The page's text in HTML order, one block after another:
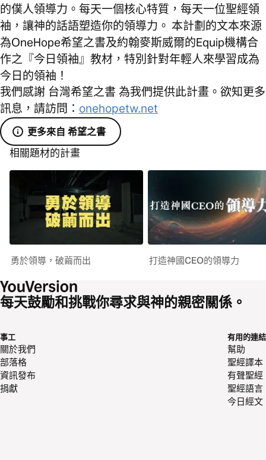
的僕人領導力。每天一個核心特質，每天一位聖經領
袖，讓神的話語塑造你的領導力。 本計劃的文本來源
為OneHope希望之書及約翰麥斯威爾的Equip機構合
作之『今日領袖』教材，特別針對年輕人來學習成為
今日的領袖！
我們感謝 台灣希望之書 為我們提供此計畫。欲知更多
訊息，請訪問： onehopetw.net
更多來自 希望之書
相關題材的計畫
勇於領導，破繭而出 打造神國CEO的領導力
每天鼓勵和挑戰你尋求與神的親密關係。
事工
關於我們
部落格
資訊發布
捐獻
有用的連結
幫助
聖經譯本
有聲聖經
聖經語言
今日經文